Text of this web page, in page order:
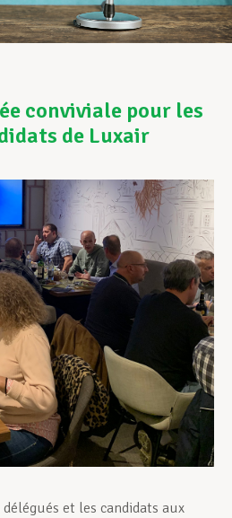
privée
professionnel
conviviale pour les
de Luxair
délégués et les candidats aux